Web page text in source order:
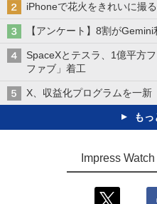
iPhoneで花火をきれいに撮
【アンケート】8割が
SpaceXとテスラ、1億平方
ファブ」着工
X、収益化プログラムを一
もっ
Impress